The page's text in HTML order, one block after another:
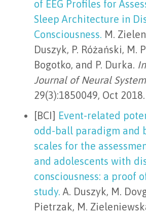
of EEG Profiles for
Sleep Architecture in
Consciousness. M.
Duszyk, P. Różański, M.
Bogotko, and P. Durka.
Journal of Neural
29(3):1850049, Oct 2018.
[BCI] Event-related
odd-ball paradigm and
scales for the
and adolescents with
consciousness: a proof
study. A. Duszyk, M.
Pietrzak, M.